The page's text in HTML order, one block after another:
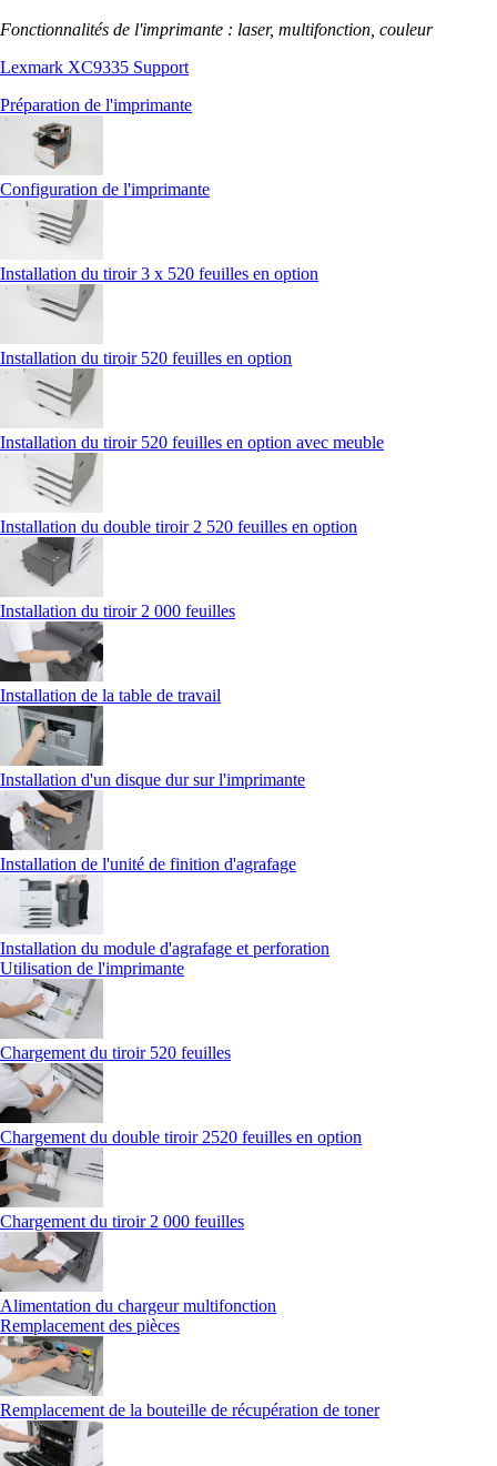
Fonctionnalités de l'imprimante : laser, multifonction, couleur
Lexmark XC9335 Support
Préparation de l'imprimante
Configuration de l'imprimante
Installation du tiroir 3 x 520 feuilles en option
Installation du tiroir 520 feuilles en option
Installation du tiroir 520 feuilles en option avec meuble
Installation du double tiroir 2 520 feuilles en option
Installation du tiroir 2 000 feuilles
Installation de la table de travail
Installation d'un disque dur sur l'imprimante
Installation de l'unité de finition d'agrafage
Installation du module d'agrafage et perforation
Utilisation de l'imprimante
Chargement du tiroir 520 feuilles
Chargement du double tiroir 2520 feuilles en option
Chargement du tiroir 2 000 feuilles
Alimentation du chargeur multifonction
Remplacement des pièces
Remplacement de la bouteille de récupération de toner